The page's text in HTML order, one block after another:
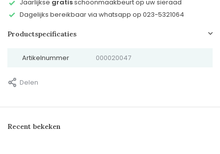
Jaarlijkse gratisschoonmaakbeurt op uw sieraad
Dagelijks bereikbaar via whatsapp op 023-5321064
Productspecificaties
Artikelnummer 000020047
Delen
Recent bekeken